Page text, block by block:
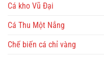
Cá kho Vũ Đại
Cá Thu Một Nắng
Chế biến cá chỉ vàng